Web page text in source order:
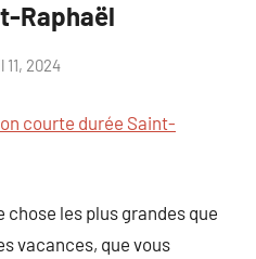
Raphaël
11, 2024
courte durée Saint-
chose les plus grandes que
vacances, que vous